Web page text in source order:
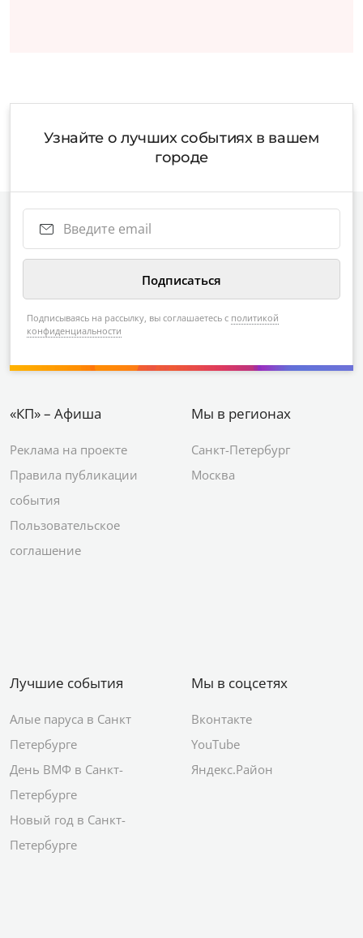
Узнайте о лучших событиях в вашем
городе
Подписываясь на рассылку, вы соглашаетесь с политикой
конфиденциальности
«КП» – Афиша
Реклама на проекте
Правила публикации
события
Пользовательское
соглашение
Мы в регионах
Санкт-Петербург
Москва
Лучшие события
Алые паруса в Санкт
Петербурге
День ВМФ в Санкт-
Петербурге
Новый год в Санкт-
Петербурге
Мы в соцсетях
Вконтакте
YouTube
Яндекс.Район